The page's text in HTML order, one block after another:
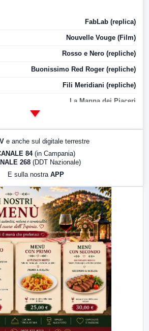
FabLab (replica)
Nouvelle Vouge (Film)
Rosso e Nero (repliche)
Buonissimo Red Roger (repliche)
Fili Meridiani (repliche)
La Mappa dei Piaceri
LabNews (replica)
e anche sul digitale terrestre
84 (in Campania)
268 (DDT Nazionale)
E sulla nostra APP